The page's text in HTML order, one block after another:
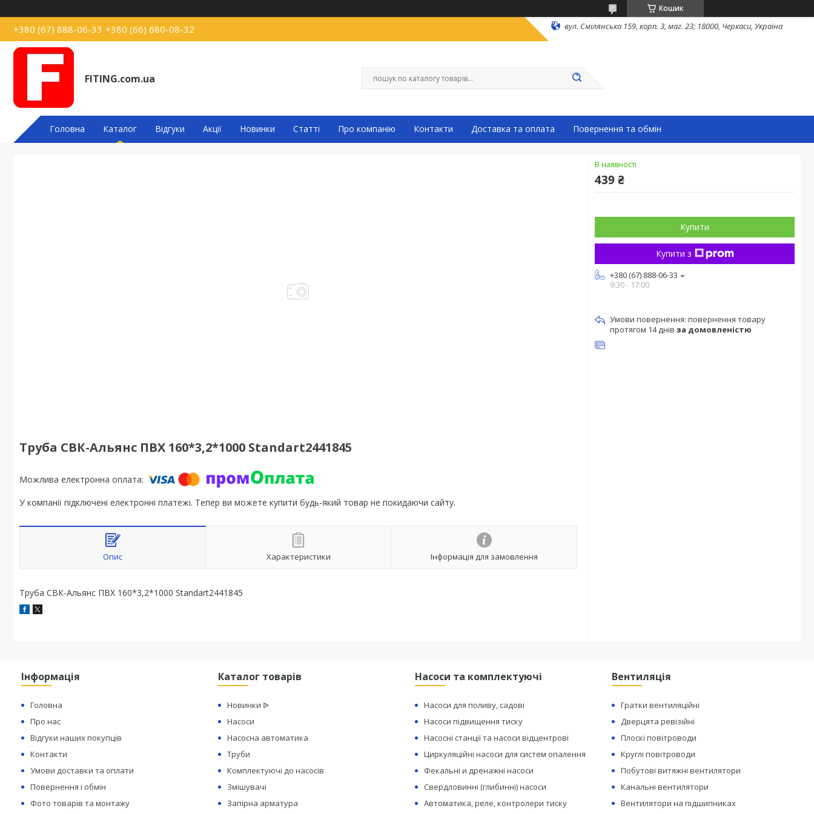
Кошик
+380 (67) 888-06-33 +380 (66) 680-08-32 вул. Смілянська 159, корп. 3, маг. 23; 18000, Черкаси, Україна
FITING.com.ua
Головна Каталог Відгуки Акції Новинки Статті Про компанію Контакти Доставка та оплата Повернення та обмін
Труба СВК-Альянс ПВХ 160*3,2*1000 Standart2441845
У компанії підключені електронні платежі. Тепер ви можете купити будь-який товар не покидаючи сайту.
Опис Характеристики Інформація для замовлення
Труба СВК-Альянс ПВХ 160*3,2*1000 Standart2441845
В наявності
439 ₴
Купити
Купити з
+380 (67) 888-06-33
9:30 - 17:00
повернення товару
протягом 14 днів за домовленістю
Інформація
Головна
Про нас
Відгуки наших покупців
Контакти
Умови доставки та оплати
Повернення і обмін
Фото товарів та монтажу
Каталог товарів
Новинки ᐉ
Насоси
Насосна автоматика
Труби
Комплектуючі до насосів
Змішувачі
Запірна арматура
Насоси та комплектуючі
Насоси для поливу, садові
Насоси підвищення тиску
Насосні станції та насоси відцентрові
Циркуляційні насоси для систем опалення
Фекальні и дренажні насоси
Свердловинні (глибинні) насоси
Автоматика, реле, контролери тиску
Вентиляція
Гратки вентиляційні
Дверцята ревізійні
Плоскі повітроводи
Круглі повітроводи
Побутові витяжні вентилятори
Канальні вентилятори
Вентилятори на підшипниках